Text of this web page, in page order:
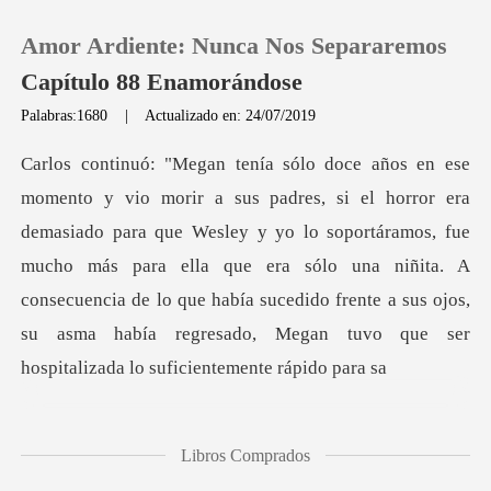
0
Recargar
Amor Ardiente: Nunca Nos Separaremos
Capítulo 88 Enamorándose
Palabras:1680 | Actualizado en: 24/07/2019
a que Wesley y yo lo soportáramos, fue
mucho más para ella que era sólo una niñita. A
consecuencia de lo que había s
Libros Comprados